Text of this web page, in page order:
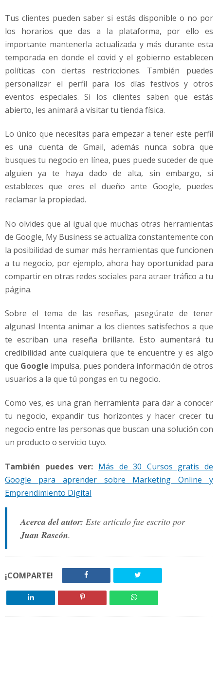
Tus clientes pueden saber si estás disponible o no por
los horarios que das a la plataforma, por ello es
importante mantenerla actualizada y más durante esta
temporada en donde el covid y el gobierno establecen
políticas con ciertas restricciones. También puedes
personalizar el perfil para los días festivos y otros
eventos especiales. Si los clientes saben que estás
abierto, les animará a visitar tu tienda física.
Lo único que necesitas para empezar a tener este perfil
es una cuenta de Gmail, además nunca sobra que
busques tu negocio en línea, pues puede suceder de que
alguien ya te haya dado de alta, sin embargo, si
estableces que eres el dueño ante Google, puedes
reclamar la propiedad.
No olvides que al igual que muchas otras herramientas
de Google, My Business se actualiza constantemente con
la posibilidad de sumar más herramientas que funcionen
a tu negocio, por ejemplo, ahora hay oportunidad para
compartir en otras redes sociales para atraer tráfico a tu
página.
Sobre el tema de las reseñas, ¡asegúrate de tener
algunas! Intenta animar a los clientes satisfechos a que
te escriban una reseña brillante. Esto aumentará tu
credibilidad ante cualquiera que te encuentre y es algo
que Google impulsa, pues pondera información de otros
usuarios a la que tú pongas en tu negocio.
Como ves, es una gran herramienta para dar a conocer
tu negocio, expandir tus horizontes y hacer crecer tu
negocio entre las personas que buscan una solución con
un producto o servicio tuyo.
También puedes ver: Más de 30 Cursos gratis de
Google para aprender sobre Marketing Online y
Emprendimiento Digital
Acerca del autor: Este artículo fue escrito por
Juan Rascón.
¡COMPARTE!